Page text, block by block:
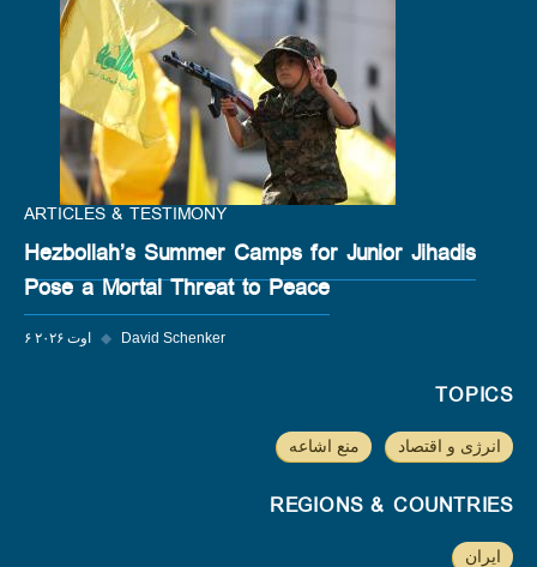
ARTICLES & TESTIMONY
Hezbollah’s Summer Camps for Junior Jihadis
Pose a Mortal Threat to Peace
۶ اوت ۲۰۲۶ ◆ David Schenker
TOPICS
انرژی و اقتصاد منع اشاعه
REGIONS & COUNTRIES
ایران